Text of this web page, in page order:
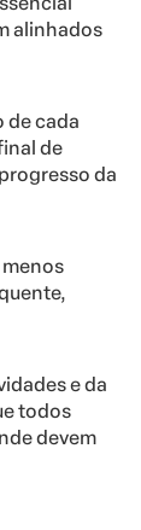
alinhados
de cada
de
da
menos
e da
todos
devem